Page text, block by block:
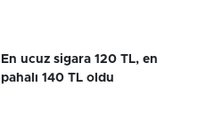
En ucuz sigara 120 TL, en
pahalı 140 TL oldu